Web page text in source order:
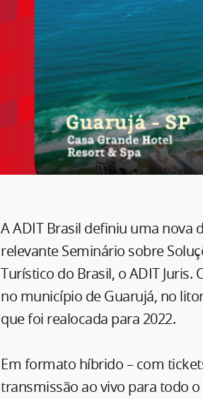
A ADIT Brasil definiu uma nova
relevante Seminário sobre
Turístico do Brasil, o ADIT Juris.
no município de Guarujá, no
que foi realocada para 2022.
Em formato híbrido – com
transmissão ao vivo para todo